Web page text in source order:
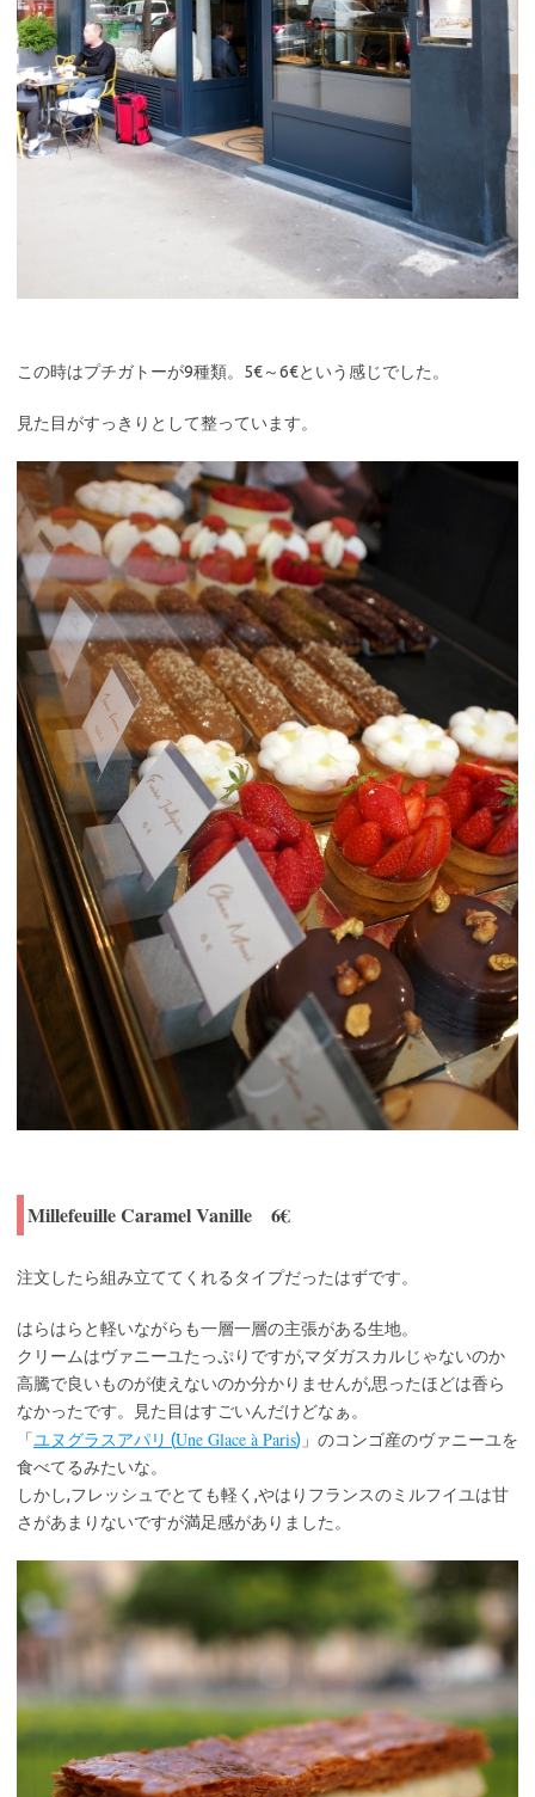
この時はプチガトーが9種類。5€～6€という感じでした。
見た目がすっきりとして整っています。
Millefeuille Caramel Vanille 6€
注文したら組み立ててくれるタイプだったはずです。
はらはらと軽いながらも一層一層の主張がある生地。
クリームはヴァニーユたっぷりですが,マダガスカルじゃないのか
高騰で良いものが使えないのか分かりませんが,思ったほどは香ら
なかったです。見た目はすごいんだけどなぁ。
「ユヌグラスアパリ (Une Glace à Paris) 」のコンゴ産のヴァニーユを
食べてるみたいな。
しかし,フレッシュでとても軽く,やはりフランスのミルフイユは甘
さがあまりないですが満足感がありました。